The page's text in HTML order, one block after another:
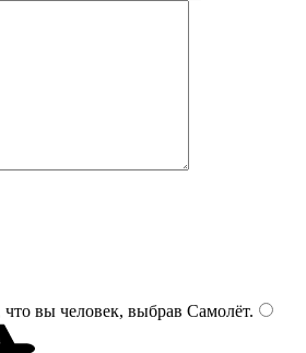
вы человек, выбрав Самолёт.